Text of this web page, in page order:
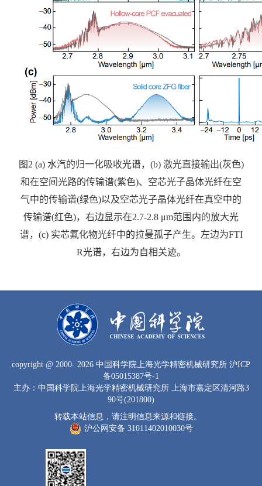
图 2 (a) 水汽的归一化吸收光谱， (b) 激光直接输出(灰色)
和在空间光路的传输谱(紫色)、空芯光子晶体光纤在空
气中的传输谱(绿色)以及空芯光子晶体光纤在真空中的
传输谱(红色)，右边显示在2.7-2.8 μm范围内的放大光
谱， (c) 实芯氟化物光纤中的拉曼孤子产生。左边为FTI
R光谱，右边为自相关迹。
copyright @ 2000- 2026 中国科学院上海光学精密机械研究所 沪ICP
备05015387号-1
主办：中国科学院上海光学精密机械研究所 上海市嘉定区清河路3
90号(201800)
转载本站信息，请注明信息来源和链接。
沪公网安备 31011402010030号